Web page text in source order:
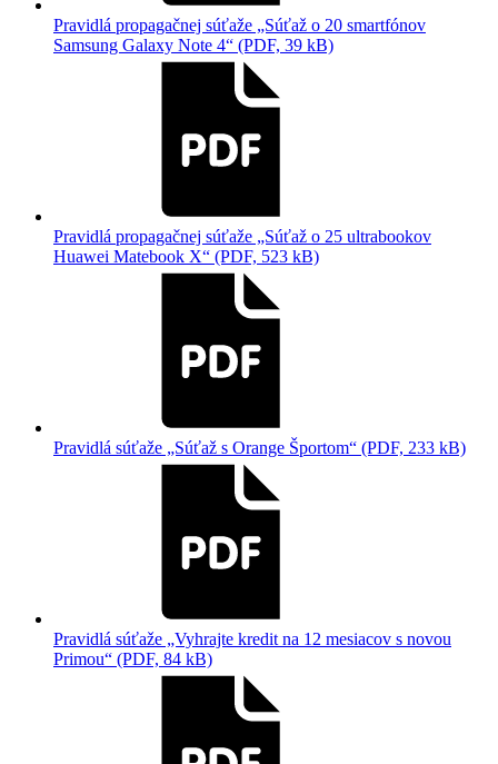
Pravidlá propagačnej súťaže „Súťaž o 20 smartfónov
Samsung Galaxy Note 4“ (PDF, 39 kB)
Pravidlá propagačnej súťaže „Súťaž o 25 ultrabookov
Huawei Matebook X“ (PDF, 523 kB)
Pravidlá súťaže „Súťaž s Orange Športom“ (PDF, 233 kB)
Pravidlá súťaže „Vyhrajte kredit na 12 mesiacov s novou
Primou“ (PDF, 84 kB)